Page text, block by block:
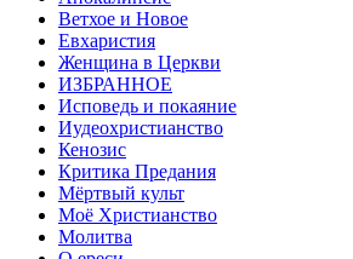
Ветхое и Новое
Евхаристия
Женщина в Церкви
ИЗБРАННОЕ
Исповедь и покаяние
Иудеохристианство
Кенозис
Критика Предания
Мёртвый культ
Моё Христианство
Молитва